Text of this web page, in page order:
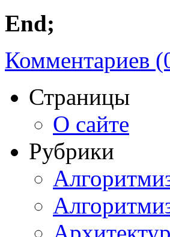
End;
Комментариев
Страницы
О сайте
Рубрики